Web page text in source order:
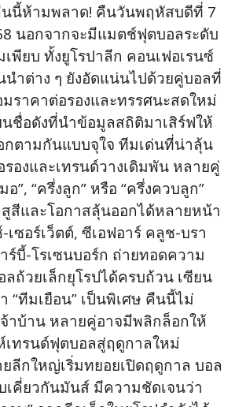
นี้ห้ามพลาด! คืนวันพฤหัสบดีที่ 7
นอกจากจะมีแมตช์ฟุตบอลระดับ
พียบ ทั้งยูโรปาลีก คอนเฟอเรนซ์
ำต่าง ๆ ยังอัดแน่นไปด้วยคู่บอลที่
ราคาต่อรองและทรรศนะสดใหม่
นชื่อดังที่นำข้อมูลสถิติมาเสิร์ฟให้
กตามกันแบบจุใจ ทีมเด่นที่น่าลุ้น
องและเทรนด์วางเดิมพัน หลายคู่
”, “ครึ่งลูก” หรือ “ครึ่งควบลูก”
สีและโอกาสลุ้นออกได้หลายหน้า
เซอร์เว็ตต์, ซีเอฟอาร์ คลูช-บรา
ร์บี้-โรเซนบอร์ก ถ่ายทอดความ
ลถ้วยเล็กยุโรปได้ครบถ้วน เซียน
“ทีมเยือน” เป็นพิเศษ คืนนี้ไม่
าบ้าน หลายคู่อาจมีพลิกล็อกให้
เทรนด์ฟุตบอลสู่ฤดูกาลใหม่
ลีกใหญ่เริ่มทยอยเปิดฤดูกาล บอล
เคี่ยวกันมันส์ มีความชัดเจนว่า